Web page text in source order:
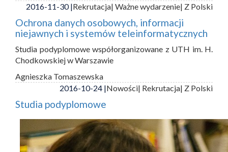
2016-11-30 |Rekrutacja| Ważne wydarzenie| Z Polski
Ochrona danych osobowych, informacji
niejawnych i systemów teleinformatycznych
Studia podyplomowe współorganizowane z UTH im. H.
Chodkowskiej w Warszawie
Agnieszka Tomaszewska
2016-10-24 |Nowości| Rekrutacja| Z Polski
Studia podyplomowe